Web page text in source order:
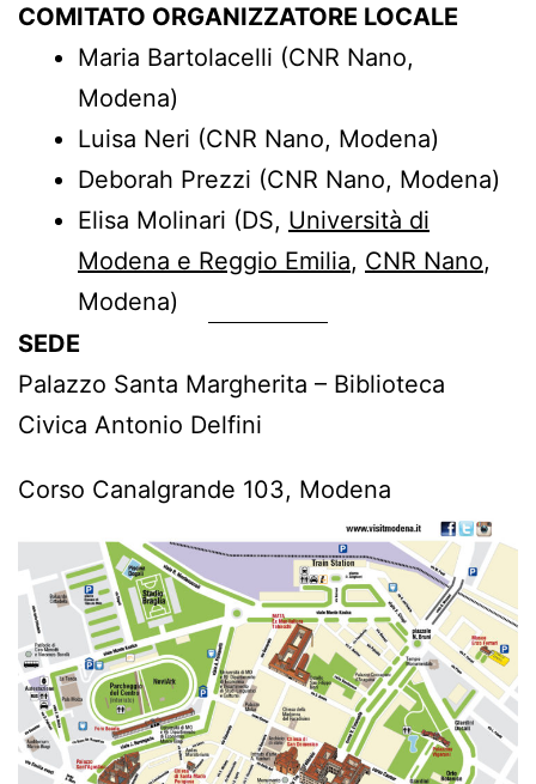
COMITATO ORGANIZZATORE LOCALE
Maria Bartolacelli (CNR Nano,
Modena)
Luisa Neri (CNR Nano, Modena)
Deborah Prezzi (CNR Nano, Modena)
Elisa Molinari (DS, Università di
Modena e Reggio Emilia, CNR Nano,
Modena)
SEDE
Palazzo Santa Margherita – Biblioteca
Civica Antonio Delfini
Corso Canalgrande 103, Modena